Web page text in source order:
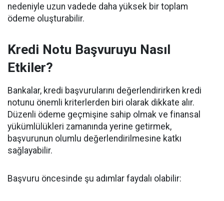
nedeniyle uzun vadede daha yüksek bir toplam
ödeme oluşturabilir.
Kredi Notu Başvuruyu Nasıl
Etkiler?
Bankalar, kredi başvurularını değerlendirirken kredi
notunu önemli kriterlerden biri olarak dikkate alır.
Düzenli ödeme geçmişine sahip olmak ve finansal
yükümlülükleri zamanında yerine getirmek,
başvurunun olumlu değerlendirilmesine katkı
sağlayabilir.
Başvuru öncesinde şu adımlar faydalı olabilir: